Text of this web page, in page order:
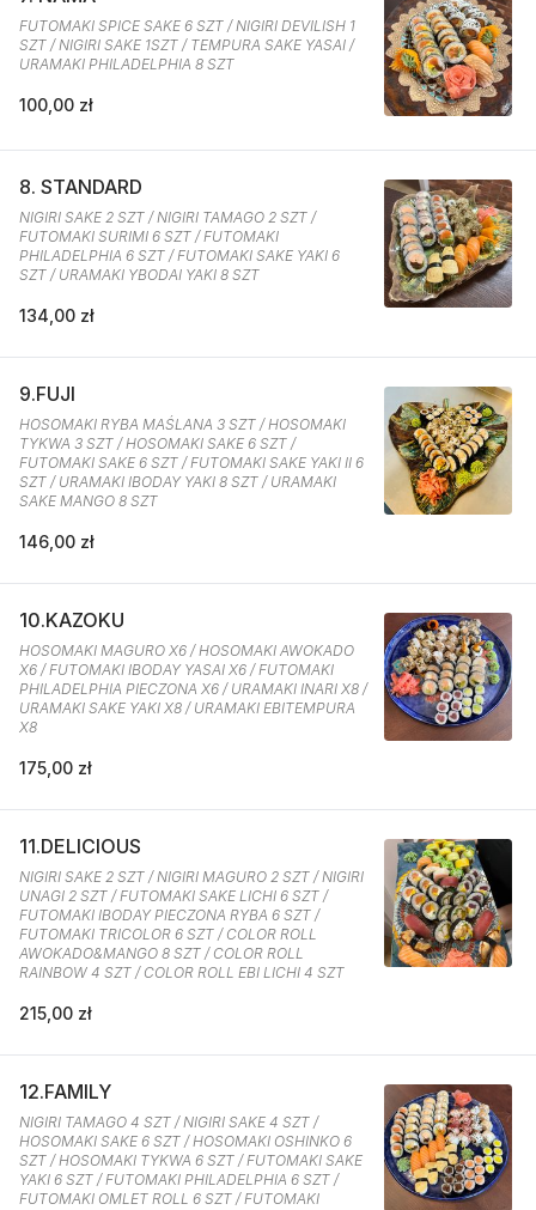
FUTOMAKI SPICE SAKE 6 SZT / NIGIRI DEVILISH 1
SZT / NIGIRI SAKE 1SZT / TEMPURA SAKE YASAI /
URAMAKI PHILADELPHIA 8 SZT
100,00 zł
8. STANDARD
NIGIRI SAKE 2 SZT / NIGIRI TAMAGO 2 SZT /
FUTOMAKI SURIMI 6 SZT / FUTOMAKI
PHILADELPHIA 6 SZT / FUTOMAKI SAKE YAKI 6
SZT / URAMAKI YBODAI YAKI 8 SZT
134,00 zł
9.FUJI
HOSOMAKI RYBA MAŚLANA 3 SZT / HOSOMAKI
TYKWA 3 SZT / HOSOMAKI SAKE 6 SZT /
FUTOMAKI SAKE 6 SZT / FUTOMAKI SAKE YAKI II 6
SZT / URAMAKI IBODAY YAKI 8 SZT / URAMAKI
SAKE MANGO 8 SZT
146,00 zł
10.KAZOKU
HOSOMAKI MAGURO X6 / HOSOMAKI AWOKADO
X6 / FUTOMAKI IBODAY YASAI X6 / FUTOMAKI
PHILADELPHIA PIECZONA X6 / URAMAKI INARI X8 /
URAMAKI SAKE YAKI X8 / URAMAKI EBITEMPURA
X8
175,00 zł
11.DELICIOUS
NIGIRI SAKE 2 SZT / NIGIRI MAGURO 2 SZT / NIGIRI
UNAGI 2 SZT / FUTOMAKI SAKE LICHI 6 SZT /
FUTOMAKI IBODAY PIECZONA RYBA 6 SZT /
FUTOMAKI TRICOLOR 6 SZT / COLOR ROLL
AWOKADO&MANGO 8 SZT / COLOR ROLL
RAINBOW 4 SZT / COLOR ROLL EBI LICHI 4 SZT
215,00 zł
12.FAMILY
NIGIRI TAMAGO 4 SZT / NIGIRI SAKE 4 SZT /
HOSOMAKI SAKE 6 SZT / HOSOMAKI OSHINKO 6
SZT / HOSOMAKI TYKWA 6 SZT / FUTOMAKI SAKE
YAKI 6 SZT / FUTOMAKI PHILADELPHIA 6 SZT /
FUTOMAKI OMLET ROLL 6 SZT / FUTOMAKI